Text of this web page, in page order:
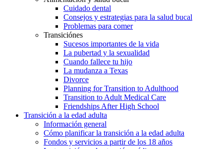
Cuidado dental
Consejos y estrategias para la salud bucal
Problemas para comer
Transiciónes
Sucesos importantes de la vida
La pubertad y la sexualidad
Cuando fallece tu hijo
La mudanza a Texas
Divorce
Planning for Transition to Adulthood
Transition to Adult Medical Care
Friendships After High School
Transición a la edad adulta
Información general
Cómo planificar la transición a la edad adulta
Fondos y servicios a partir de los 18 años